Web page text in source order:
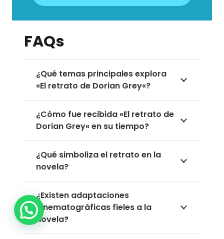
FAQs
¿Qué temas principales explora
«El retrato de Dorian Grey«?
¿Cómo fue recibida «El retrato de
Dorian Grey« en su tiempo?
¿Qué simboliza el retrato en la
novela?
¿Existen adaptaciones
cinematográficas fieles a la
novela?
1